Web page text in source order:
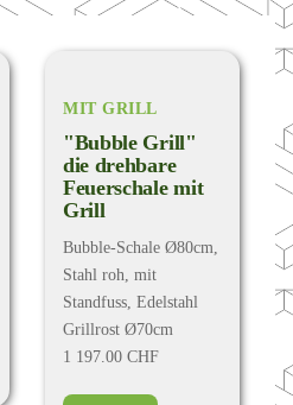
MIT GRILL
"Bubble Grill"
die drehbare
Feuerschale mit
Grill
Bubble-Schale Ø80cm,
Stahl roh, mit
Standfuss, Edelstahl
Grillrost Ø70cm
1 197.00 CHF